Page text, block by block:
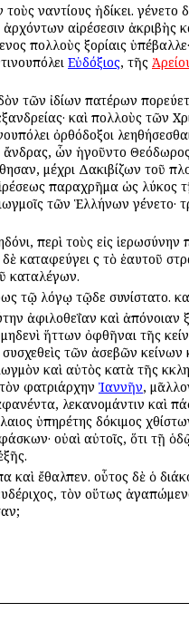
ἐναντίους ἠδίκει. ἐγένετο
αἱρέσεσιν ἀκριβὴς
πολλοὺς ἐξορίαις
Εὐδόξιος, τῆς
ἰδίων πατέρων
καὶ πολλοὺς τῶν
ὀρθόδοξοι
ἄνδρας, ὧν ἡγοῦντο
μέχρι Δακιβίζων τοῦ
παραχρῆμα ὡς λύκος τῇ
τῶν Ἑλλήνων ἐγένετο·
περὶ τοὺς εἰς
δὲ καταφεύγει ἐς τὸ ἑαυτοῦ
καταλέγων.
τῷ λόγῳ τῷδε συνίστατο.
ἀφιλοθεΐαν καὶ ἀπόνοιαν
ἥττων ὀφθῆναι τῆς
τῶν ἀσεβῶν
καὶ αὐτὸς κατὰ τῆς
φατριάρχην Ἰαννῆν,
λεκανομάντιν καὶ
ὑπηρέτης δόκιμος
οὐαὶ αὐτοῖς, ὅτι τῇ
καὶ ἔθαλπεν. οὗτος δὲ ὁ
τὸν οὕτως